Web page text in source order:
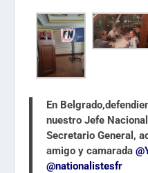
En
nuestro Jefe
Secretario General,
amigo y camarada
@nationalistesfr